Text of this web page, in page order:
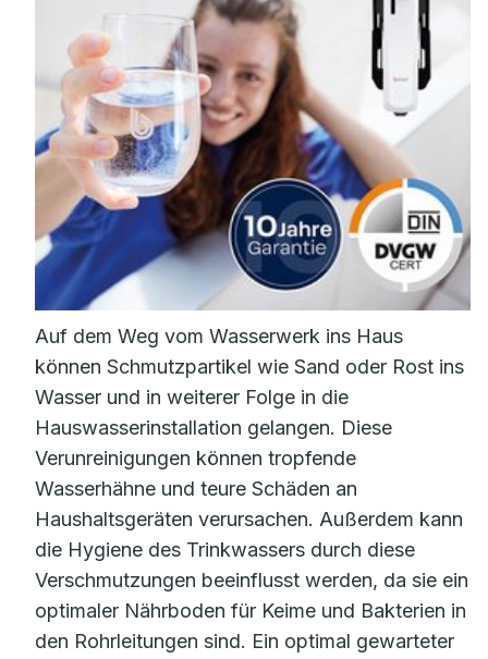
Auf dem Weg vom Wasserwerk ins Haus
können Schmutzpartikel wie Sand oder Rost ins
Wasser und in weiterer Folge in die
Hauswasserinstallation gelangen. Diese
Verunreinigungen können tropfende
Wasserhähne und teure Schäden an
Haushaltsgeräten verursachen. Außerdem kann
die Hygiene des Trinkwassers durch diese
Verschmutzungen beeinflusst werden, da sie ein
optimaler Nährboden für Keime und Bakterien in
den Rohrleitungen sind. Ein optimal gewarteter